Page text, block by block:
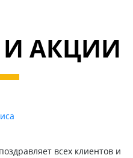
АКЦИИ
всех клиентов и